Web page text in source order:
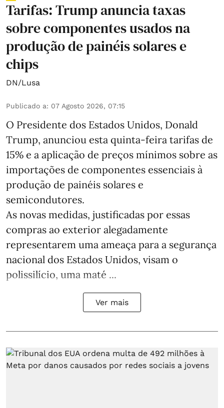
Tarifas: Trump anuncia taxas
sobre componentes usados na
produção de painéis solares e
chips
DN/Lusa
Publicado a: 07 Agosto 2026, 07:15
O Presidente dos Estados Unidos, Donald
Trump, anunciou esta quinta-feira tarifas de
15% e a aplicação de preços mínimos sobre as
importações de componentes essenciais à
produção de painéis solares e
semicondutores.
As novas medidas, justificadas por essas
compras ao exterior alegadamente
representarem uma ameaça para a segurança
nacional dos Estados Unidos, visam o
polissilício, uma maté ...
Ver mais